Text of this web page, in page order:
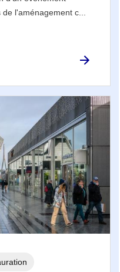
l'aménagement c...